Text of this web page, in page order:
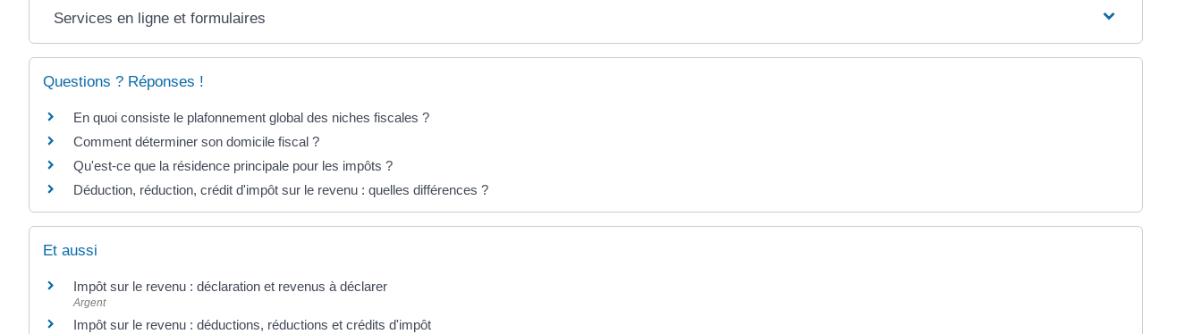
Services en ligne et formulaires
Questions ? Réponses !
En quoi consiste le plafonnement global des niches fiscales ?
Comment déterminer son domicile fiscal ?
Qu'est-ce que la résidence principale pour les impôts ?
Déduction, réduction, crédit d'impôt sur le revenu : quelles différences ?
Et aussi
Impôt sur le revenu : déclaration et revenus à déclarer
Argent
Impôt sur le revenu : déductions, réductions et crédits d'impôt